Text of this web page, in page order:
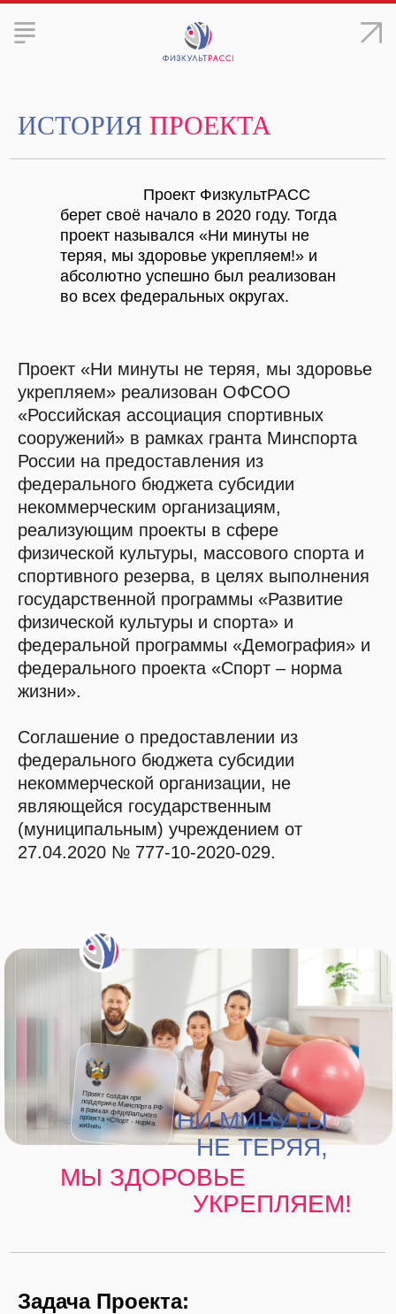
ИСТОРИЯ ПРОЕКТА
Проект ФизкультРАСС
берет своё начало в 2020 году. Тогда
проект назывался «Ни минуты не
теряя, мы здоровье укрепляем!» и
абсолютно успешно был реализован
во всех федеральных округах.
Проект «Ни минуты не теряя, мы здоровье
укрепляем» реализован ОФСОО
«Российская ассоциация спортивных
сооружений» в рамках гранта Минспорта
России на предоставления из
федерального бюджета субсидии
некоммерческим организациям,
реализующим проекты в сфере
физической культуры, массового спорта и
спортивного резерва, в целях выполнения
государственной программы «Развитие
физической культуры и спорта» и
федеральной программы «Демография» и
федерального проекта «Спорт – норма
жизни».
Соглашение о предоставлении из
федерального бюджета субсидии
некоммерческой организации, не
являющейся государственным
(муниципальным) учреждением от
27.04.2020 № 777-10-2020-029.
НИ МИНУТЫ
НЕ ТЕРЯЯ,
МЫ ЗДОРОВЬЕ
УКРЕПЛЯЕМ!
Проект создан при
поддержке Минспорта РФ в рамках федерального проекта «Спорт - норма жизни»
Задача Проекта: